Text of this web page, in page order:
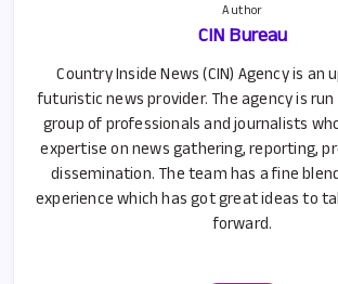
Author
CIN Bureau
Country Inside News (CIN) Agency is an
futuristic news provider. The agency is
group of professionals and journalists
expertise on news gathering, reporting,
dissemination. The team has a fine
experience which has got great ideas to
forward.